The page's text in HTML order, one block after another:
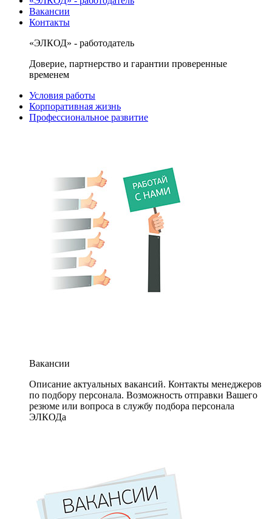
Вакансии
Контакты
«ЭЛКОД» - работодатель
Доверие, партнерство и гарантии проверенные
временем
Условия работы
Корпоративная жизнь
Профессиональное развитие
Вакансии
Описание актуальных вакансий. Контакты менеджеров
по подбору персонала. Возможность отправки Вашего
резюме или вопроса в службу подбора персонала
ЭЛКОДа